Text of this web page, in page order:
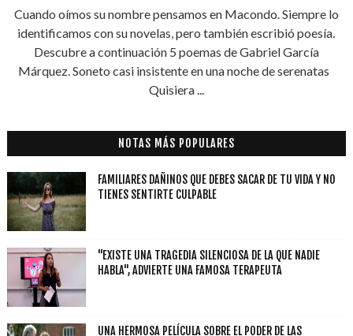
Cuando oímos su nombre pensamos en Macondo. Siempre lo
identificamos con su novelas, pero también escribió poesía.
Descubre a continuación 5 poemas de Gabriel García
Márquez. Soneto casi insistente en una noche de serenatas
Quisiera ...
NOTAS MÁS POPULARES
FAMILIARES DAÑINOS QUE DEBES SACAR DE TU VIDA Y NO
TIENES SENTIRTE CULPABLE
"EXISTE UNA TRAGEDIA SILENCIOSA DE LA QUE NADIE
HABLA", ADVIERTE UNA FAMOSA TERAPEUTA
UNA HERMOSA PELÍCULA SOBRE EL PODER DE LAS